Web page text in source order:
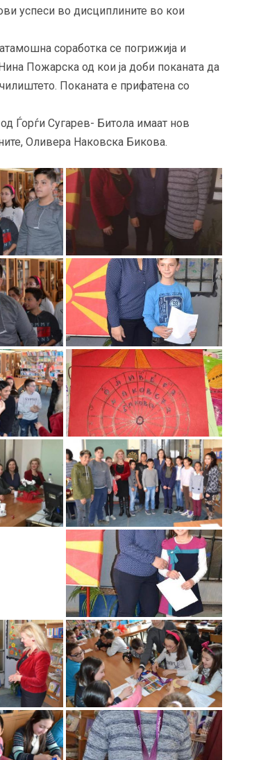
успеси во дисциплините во кои
соработка се погрижија и
Пожарска од кои ја доби поканата да
Поканата е прифатена со
Ѓорѓи Сугарев- Битола имаат нов
Оливера Наковска Бикова.